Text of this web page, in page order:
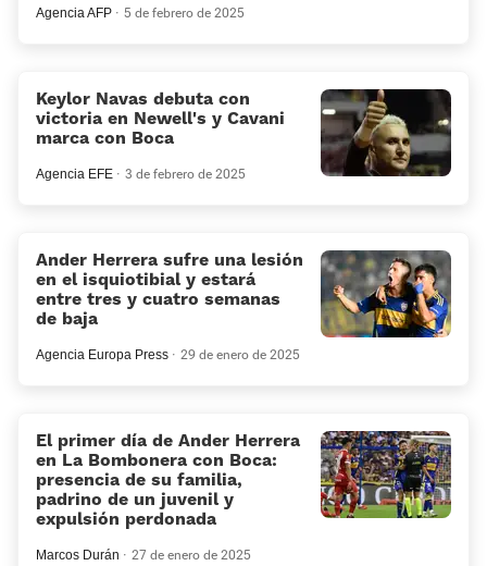
Agencia AFP 5 de febrero de 2025
Keylor Navas debuta con
victoria en Newell's y Cavani
marca con Boca
Agencia EFE 3 de febrero de 2025
Ander Herrera sufre una lesión
en el isquiotibial y estará
entre tres y cuatro semanas
de baja
Agencia Europa Press 29 de enero de 2025
El primer día de Ander Herrera
en La Bombonera con Boca:
presencia de su familia,
padrino de un juvenil y
expulsión perdonada
Marcos Durán 27 de enero de 2025